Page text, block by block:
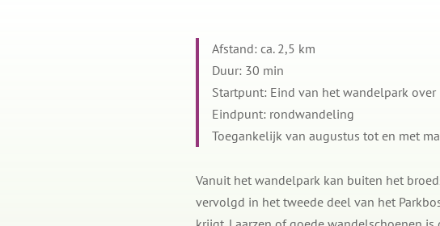
Afstand: ca. 2,5 km
Duur: 30 min
Startpunt: Eind van het wandelpark
Eindpunt: rondwandeling
Toegankelijk van augustus tot en met
Vanuit het wandelpark kan buiten het
vervolgd in het tweede deel van het